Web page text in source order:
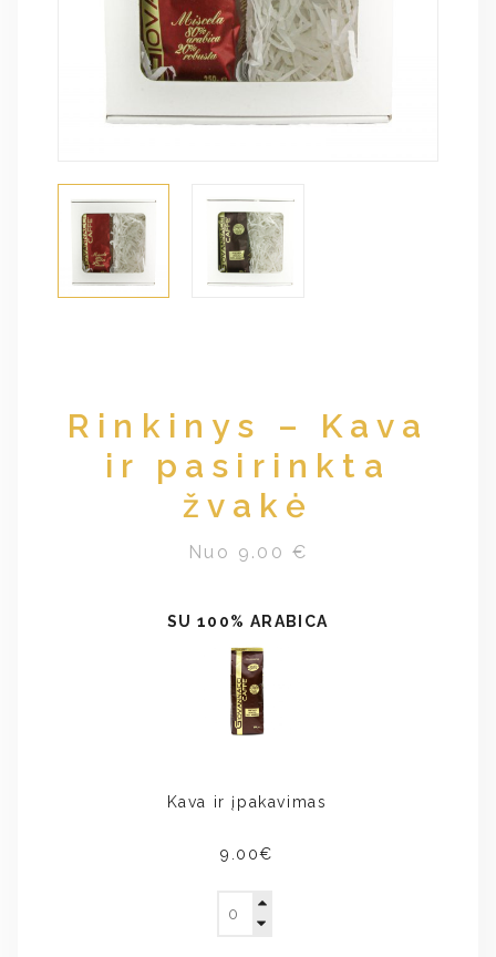
Rinkinys – Kava
ir pasirinkta
žvakė
Nuo 9.00 €
SU 100% ARABICA
Kava ir įpakavimas
9.00€